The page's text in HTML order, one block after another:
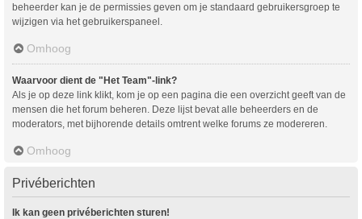
beheerder kan je de permissies geven om je standaard gebruikersgroep te
wijzigen via het gebruikerspaneel.
Omhoog
Waarvoor dient de "Het Team"-link?
Als je op deze link klikt, kom je op een pagina die een overzicht geeft van de
mensen die het forum beheren. Deze lijst bevat alle beheerders en de
moderators, met bijhorende details omtrent welke forums ze modereren.
Omhoog
Privéberichten
Ik kan geen privéberichten sturen!